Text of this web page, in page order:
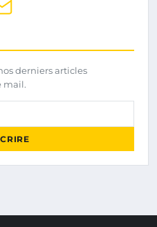
derniers articles
mail.